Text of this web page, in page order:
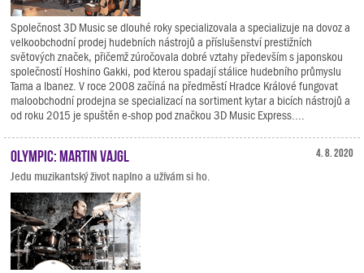
Společnost 3D Music se dlouhé roky specializovala a specializuje na dovoz a
velkoobchodní prodej hudebních nástrojů a příslušenství prestižních
světových značek, přičemž zúročovala dobré vztahy především s japonskou
společností Hoshino Gakki, pod kterou spadají stálice hudebního průmyslu
Tama a Ibanez. V roce 2008 začíná na předměstí Hradce Králové fungovat
maloobchodní prodejna se specializací na sortiment kytar a bicích nástrojů a
od roku 2015 je spuštěn e-shop pod značkou 3D Music Express....
4. 8. 2020
Olympic: Martin Vajgl
Jedu muzikantský život naplno a užívám si ho.